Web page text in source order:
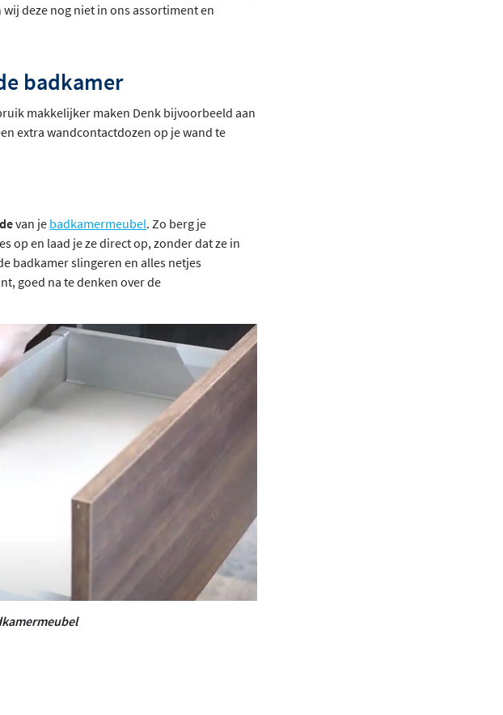
deze nog niet in ons assortiment en
badkamer
makkelijker maken Denk bijvoorbeeld aan
extra wandcontactdozen op je wand te
van je badkamermeubel. Zo berg je
op en laad je ze direct op, zonder dat ze in
badkamer slingeren en alles netjes
goed na te denken over de